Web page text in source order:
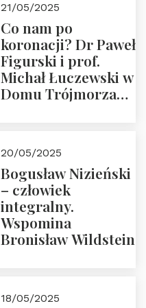
Zapraszamy do
zapisów.
21/05/2025
Co nam po
koronacji? Dr Paweł
Figurski i prof.
Michał Łuczewski w
Domu Trójmorza
20/05/2025
Bogusław Nizieński
– człowiek
integralny.
Wspomina
Bronisław Wildstein
18/05/2025